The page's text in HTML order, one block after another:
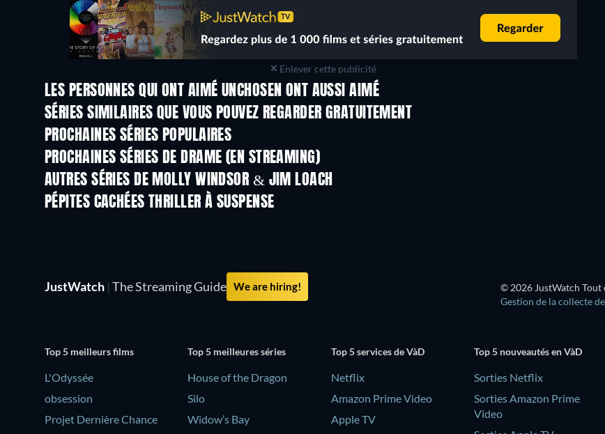
Enlever cette publicité
LES PERSONNES QUI ONT AIMÉ UNCHOSEN ONT AUSSI AIMÉ
Série
SÉRIES SIMILAIRES QUE VOUS POUVEZ REGARDER GRATUITEMENT
Série Série
PROCHAINES SÉRIES POPULAIRES
Série
PROCHAINES SÉRIES DE DRAME (EN STREAMING)
Saison 4 Saison 6
AUTRES SÉRIES DE MOLLY WINDSOR & JIM LOACH
Série
PÉPITES CACHÉES THRILLER À SUSPENSE
JustWatch | The Streaming Guide We are hiring! © 2026 JustWatch
Gestion de la collecte
Top 5 meilleurs films
L'Odyssée
obsession
Projet Dernière Chance
Top 5 meilleures séries
House of the Dragon
Silo
Widow’s Bay
Top 5 services de VàD
Netflix
Amazon Prime Video
Apple TV
Top 5 nouveautés en VàD
Sorties Netflix
Sorties Amazon Prime
Video